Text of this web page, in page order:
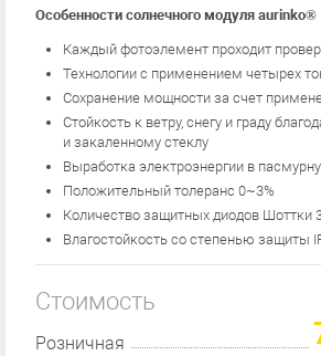
Особенности солнечного модуля aurinko®
Каждый фотоэлемент проходит
Технологии с применением четырех
Сохранение мощности за счет
Стойкость к ветру, снегу и граду
и закаленному стеклу
Выработка электроэнергии в
Положительный толеранс 0~3%
Количество защитных диодов Шоттки
Влагостойкость со степенью защиты
Стоимость
Розничная